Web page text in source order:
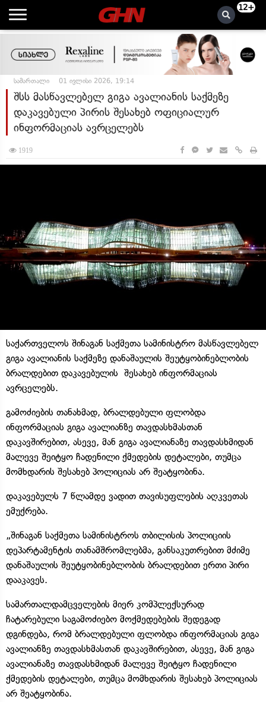
12+
სამართალი 01 ივლისი 2026, 19:14
შსს მასწავლებელ გიგა ავალიანის საქმეზე
დაკავებული პირის შესახებ ოფიციალურ
ინფორმაციას ავრცელებს
1919
საქართველოს შინაგან საქმეთა სამინისტრო მასწავლებელ
გიგა ავალიანის საქმეზე დანაშაულის შეუტყობინებლობის
ბრალდებით დაკავებულის შესახებ ინფორმაციას
ავრცელებს.
გამოძიების თანახმად, ბრალდებული ფლობდა
ინფორმაციას გიგა ავალიანზე თავდასხმასთან
დაკავშირებით, ასევე, მან გიგა ავალიანაზე თავდასხმიდან
მალევე შეიტყო ჩადენილი ქმედების დეტალები, თუმცა
მომხდარის შესახებ პოლიციას არ შეატყობინა.
დაკავებულს 7 წლამდე ვადით თავისუფლების აღკვეთას
ემუქრება.
„შინაგან საქმეთა სამინისტროს თბილისის პოლიციის
დეპარტამენტის თანამშრომლებმა, განსაკუთრებით მძიმე
დანაშაულის შეუტყობინებლობის ბრალდებით ერთი პირი
დააკავეს.
სამართალდამცველების მიერ კომპლექსურად
ჩატარებული საგამოძიებო მოქმედებების შედეგად
დგინდება, რომ ბრალდებული ფლობდა ინფორმაციას გიგა
ავალიანზე თავდასხმასთან დაკავშირებით, ასევე, მან გიგა
ავალიანაზე თავდასხმიდან მალევე შეიტყო ჩადენილი
ქმედების დეტალები, თუმცა მომხდარის შესახებ პოლიციას
არ შეატყობინა.